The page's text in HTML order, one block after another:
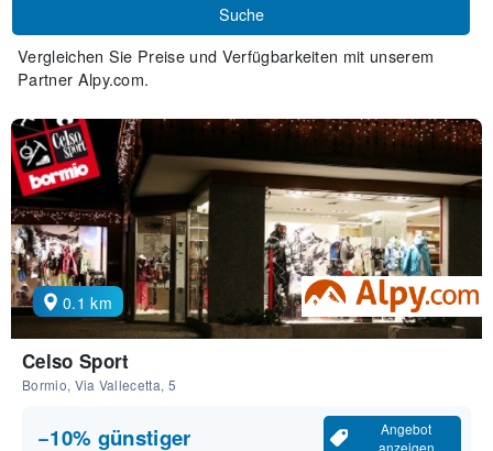
Suche
Vergleichen Sie Preise und Verfügbarkeiten mit unserem
Partner Alpy.com.
0.1 km
Celso Sport
Bormio, Via Vallecetta, 5
−10% günstiger
Angebot